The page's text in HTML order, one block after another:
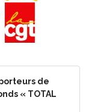
de
« TOTAL